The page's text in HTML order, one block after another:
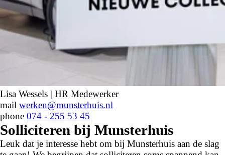
Lisa Wessels | HR Medewerker
mail werken@munsterhuis.nl
phone 074 - 255 53 45
Solliciteren bij Munsterhuis
Leuk dat je interesse hebt om bij Munsterhuis aan de slag